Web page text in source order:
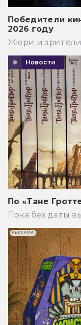
Победители
2026 году
Жюри и
Новости
По «Тане
Пока без даты
РЕКЛАМА